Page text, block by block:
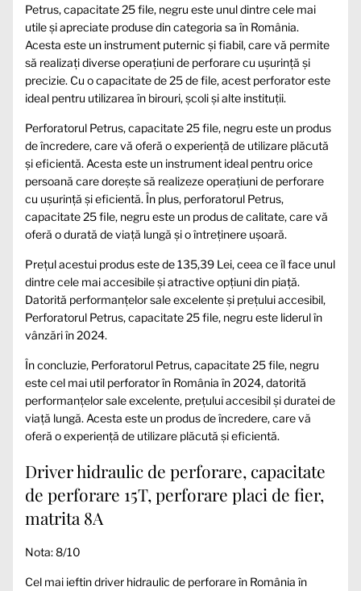
Petrus, capacitate 25 file, negru este unul dintre cele mai
utile și apreciate produse din categoria sa în România.
Acesta este un instrument puternic și fiabil, care vă permite
să realizați diverse operațiuni de perforare cu ușurință și
precizie. Cu o capacitate de 25 de file, acest perforator este
ideal pentru utilizarea în birouri, școli și alte instituții.
Perforatorul Petrus, capacitate 25 file, negru este un produs
de încredere, care vă oferă o experiență de utilizare plăcută
și eficientă. Acesta este un instrument ideal pentru orice
persoană care dorește să realizeze operațiuni de perforare
cu ușurință și eficientă. În plus, perforatorul Petrus,
capacitate 25 file, negru este un produs de calitate, care vă
oferă o durată de viață lungă și o întreținere ușoară.
Prețul acestui produs este de 135,39 Lei, ceea ce îl face unul
dintre cele mai accesibile și atractive opțiuni din piață.
Datorită performanțelor sale excelente și prețului accesibil,
Perforatorul Petrus, capacitate 25 file, negru este liderul în
vânzări în 2024.
În concluzie, Perforatorul Petrus, capacitate 25 file, negru
este cel mai util perforator în România în 2024, datorită
performanțelor sale excelente, prețului accesibil și duratei de
viață lungă. Acesta este un produs de încredere, care vă
oferă o experiență de utilizare plăcută și eficientă.
Driver hidraulic de perforare, capacitate
de perforare 15T, perforare placi de fier,
matrita 8A
Nota: 8/10
Cel mai ieftin driver hidraulic de perforare în România în